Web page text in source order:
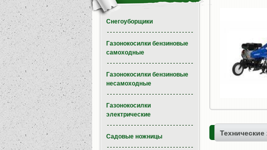
Технические
Снегоуборщики
Газонокосилки бензиновые
самоходные
Газонокосилки бензиновые
несамоходные
Газонокосилки
электрические
Садовые ножницы